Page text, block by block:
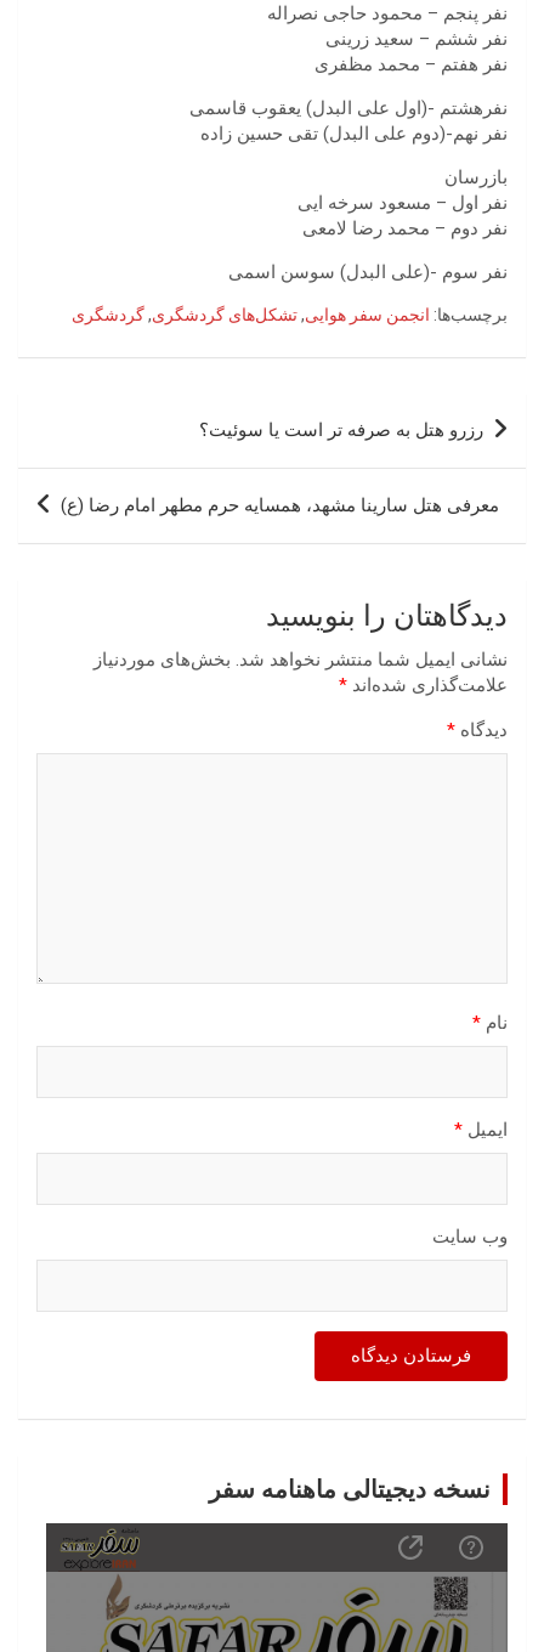
نفر پنجم – محمود حاجی نصراله
نفر ششم – سعید زرینی
نفر هفتم – محمد مظفری
نفرهشتم -(اول علی البدل) یعقوب قاسمی
نفر نهم-(دوم علی البدل) تقی حسین زاده
بازرسان
نفر اول – مسعود سرخه ایی
نفر دوم – محمد رضا لامعی
نفر سوم -(علی البدل) سوسن اسمی
برچسب‌ها: انجمن سفر هوایی,تشکل‌های گردشگری,گردشگری
راهبری
نوشته
رزرو هتل به صرفه تر است یا سوئیت؟
معرفی هتل سارینا مشهد، همسایه حرم مطهر امام رضا (ع)
دیدگاهتان را بنویسید
نشانی ایمیل شما منتشر نخواهد شد. بخش‌های موردنیاز
علامت‌گذاری شده‌اند *
دیدگاه *
نام *
ایمیل *
وب‌ سایت
نسخه دیجیتالی ماهنامه سفر